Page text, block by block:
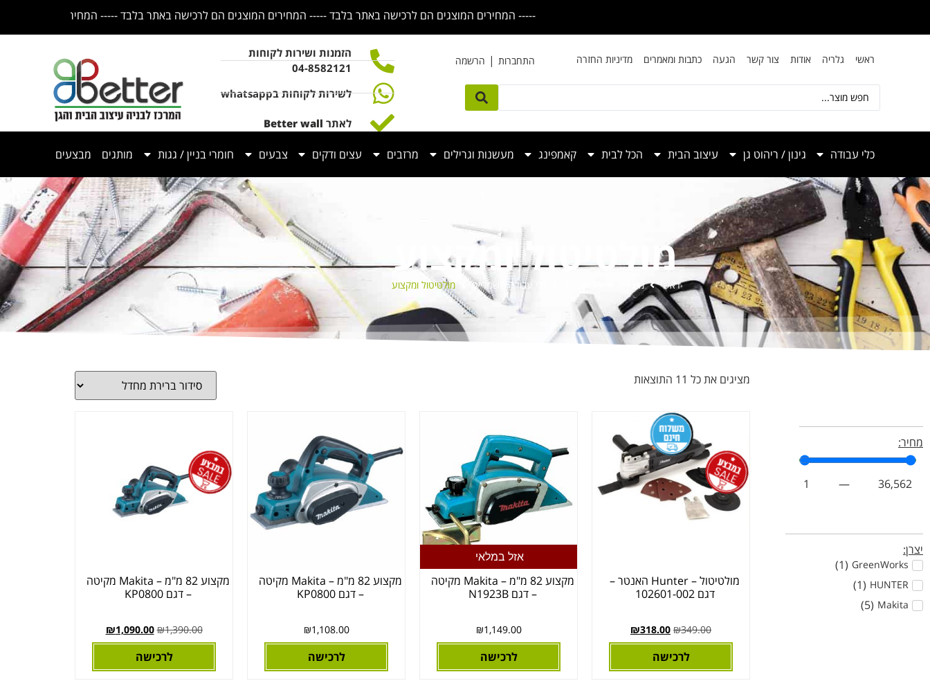
ראשי גלריה אודות צור קשר הגעה כתבות ומאמרים מדיניות החזרה התחברות | הרשמה
הזמנות ושירות לקוחות
04-8582121
לשירות לקוחות בwhatsapp
לאתר Better wall
כלי עבודה גינון / ריהוט גן עיצוב הבית הכל לבית קאמפינג מעשנות וגרילים מרזבים עצים ודקים צבעים חומרי בניין / גגות מותגים מבצעים
מולטיטול ומקצוע
ראשי מוצרים כלי עבודה חשמליים מולטיטול ומקצוע
מחיר:
1 — 36,562
יצרן:
GreenWorks
(
1
)
HUNTER
(
1
)
Makita
(
5
)
מציגים את כל ⁦11⁩ התוצאות
מולטיטול – Hunter האנטר –
דגם 102601-002
₪349.00
₪318.00
לרכישה
אזל במלאי
מקצוע 82 מ"מ – Makita מקיטה
– דגם N1923B
₪1,149.00
לרכישה
מקצוע 82 מ"מ – Makita מקיטה
– דגם KP0800
₪1,108.00
לרכישה
מקצוע 82 מ"מ – Makita מקיטה
– דגם KP0800
₪1,390.00
₪1,090.00
לרכישה